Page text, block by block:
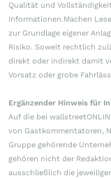
Qualität und
Informationen.Machen
zur Grundlage eigener
Risiko. Soweit rechtlich
direkt oder indirekt damit
Vorsatz oder grobe
Ergänzender Hinweis für
Auf die bei
von Gastkommentatoren,
Gruppe gehörende
gehören nicht der
ausschließlich die